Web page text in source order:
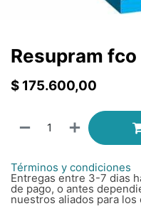
Resupram
$ 175.600,00
Términos y condiciones
Entregas entre 3-7 dias
de pago, o antes
nuestros aliados para los